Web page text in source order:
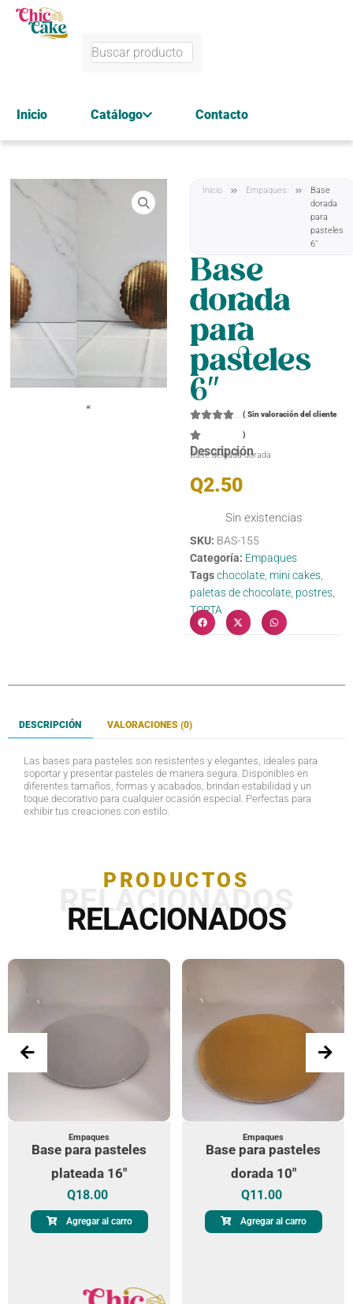
Inicio Catálogo Contacto
Inicio Empaques
Base
dorada
para
pasteles
6″
Base
dorada
para
pasteles
6″
(Sin valoración del cliente
)
Descripción
Base delgada dorada
Q2.50
Sin existencias
SKU: BAS-155
Categoría: Empaques
Tagschocolate mini cakes
paletas de chocolate postres
TORTA
DESCRIPCIÓN VALORACIONES (0)
Las bases para pasteles son resistentes y elegantes, ideales para
soportar y presentar pasteles de manera segura. Disponibles en
diferentes tamaños, formas y acabados, brindan estabilidad y un
toque decorativo para cualquier ocasión especial. Perfectas para
exhibir tus creaciones con estilo.
PRODUCTOS
RELACIONADOS
RELACIONADOS
Empaques
Base para pasteles
plateada 16"
Q18.00
Agregar al carro
Empaques
Base para pasteles
dorada 10"
Q11.00
Agregar al carro